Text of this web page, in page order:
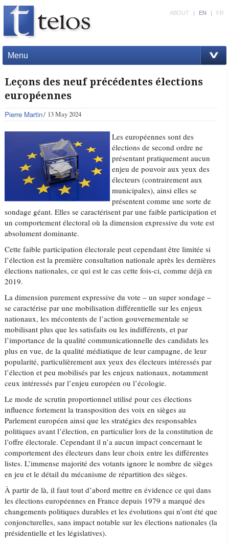
Menu
ABOUT | EN | FR
Leçons des neuf précédentes élections
européennes
Pierre Martin 13 May 2024
Les européennes sont des
élections de second ordre ne
présentant pratiquement aucun
enjeu de pouvoir aux yeux des
électeurs (contrairement aux
municipales), ainsi elles se
présentent comme une sorte de
sondage géant. Elles se caractérisent par une faible participation et
un comportement électoral où la dimension expressive du vote est
absolument dominante.
Cette faible participation électorale peut cependant être limitée si
l’élection est la première consultation nationale après les dernières
élections nationales, ce qui est le cas cette fois-ci, comme déjà en
2019.
La dimension purement expressive du vote – un super sondage –
se caractérise par une mobilisation différentielle sur les enjeux
nationaux, les mécontents de l’action gouvernementale se
mobilisant plus que les satisfaits ou les indifférents, et par
l’importance de la qualité communicationnelle des candidats les
plus en vue, de la qualité médiatique de leur campagne, de leur
popularité, particulièrement aux yeux des électeurs intéressés par
l’élection et peu mobilisés par les enjeux nationaux, notamment
ceux intéressés par l’enjeu européen ou l’écologie.
Le mode de scrutin proportionnel utilisé pour ces élections
influence fortement la transposition des voix en sièges au
Parlement européen ainsi que les stratégies des responsables
politiques avant l’élection, en particulier lors de la constitution de
l’offre électorale. Cependant il n’a aucun impact concernant le
comportement des électeurs dans leur choix entre les différentes
listes. L’immense majorité des votants ignore le nombre de sièges
en jeu et le détail du mécanisme de répartition des sièges.
À partir de là, il faut tout d’abord mettre en évidence ce qui dans
les élections européennes en France depuis 1979 a marqué des
changements politiques durables et les évolutions qui n’ont été que
conjoncturelles, sans impact notable sur les élections nationales (la
présidentielle et les législatives).